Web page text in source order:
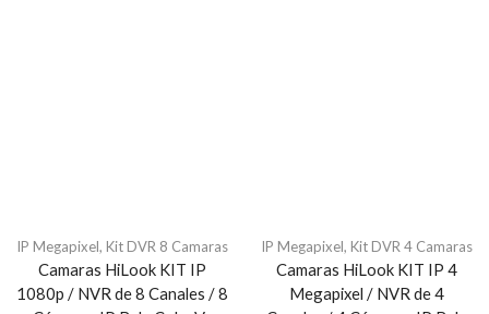
IP Megapixel, Kit DVR 8 Camaras
Camaras HiLook KIT IP
1080p / NVR de 8 Canales / 8
IP Megapixel, Kit DVR 4 Camaras
Camaras HiLook KIT IP 4
Megapixel / NVR de 4